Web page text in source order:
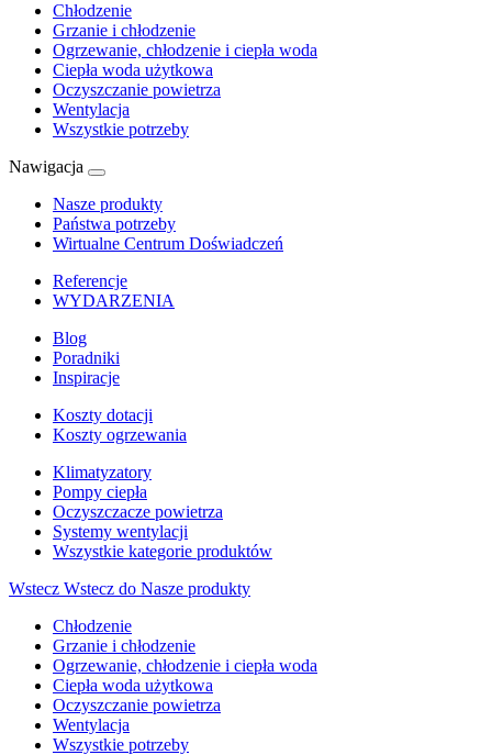
Chłodzenie
Grzanie i chłodzenie
Ogrzewanie, chłodzenie i ciepła woda
Ciepła woda użytkowa
Oczyszczanie powietrza
Wentylacja
Wszystkie potrzeby
Nawigacja
Nasze produkty
Państwa potrzeby
Wirtualne Centrum Doświadczeń
Referencje
WYDARZENIA
Blog
Poradniki
Inspiracje
Koszty dotacji
Koszty ogrzewania
Klimatyzatory
Pompy ciepła
Oczyszczacze powietrza
Systemy wentylacji
Wszystkie kategorie produktów
Wstecz Wstecz do Nasze produkty
Chłodzenie
Grzanie i chłodzenie
Ogrzewanie, chłodzenie i ciepła woda
Ciepła woda użytkowa
Oczyszczanie powietrza
Wentylacja
Wszystkie potrzeby